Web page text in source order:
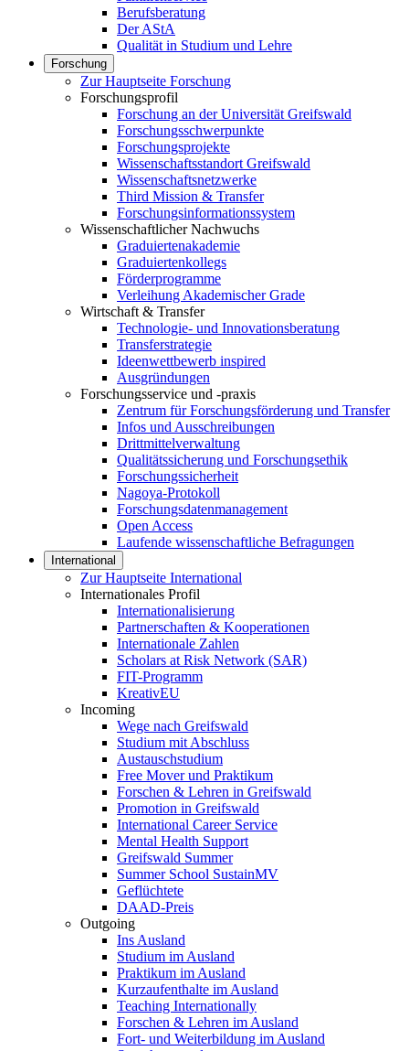
Berufsberatung
Der AStA
Qualität in Studium und Lehre
Forschung
Zur Hauptseite Forschung
Forschungsprofil
Forschung an der Universität Greifswald
Forschungsschwerpunkte
Forschungsprojekte
Wissenschaftsstandort Greifswald
Wissenschaftsnetzwerke
Third Mission & Transfer
Forschungsinformationssystem
Wissenschaftlicher Nachwuchs
Graduiertenakademie
Graduiertenkollegs
Förderprogramme
Verleihung Akademischer Grade
Wirtschaft & Transfer
Technologie- und Innovationsberatung
Transferstrategie
Ideenwettbewerb inspired
Ausgründungen
Forschungsservice und -praxis
Zentrum für Forschungsförderung und Transfer
Infos und Ausschreibungen
Drittmittelverwaltung
Qualitätssicherung und Forschungsethik
Forschungssicherheit
Nagoya-Protokoll
Forschungsdatenmanagement
Open Access
Laufende wissenschaftliche Befragungen
International
Zur Hauptseite International
Internationales Profil
Internationalisierung
Partnerschaften & Kooperationen
Internationale Zahlen
Scholars at Risk Network (SAR)
FIT-Programm
KreativEU
Incoming
Wege nach Greifswald
Studium mit Abschluss
Austauschstudium
Free Mover und Praktikum
Forschen & Lehren in Greifswald
Promotion in Greifswald
International Career Service
Mental Health Support
Greifswald Summer
Summer School SustainMV
Geflüchtete
DAAD-Preis
Outgoing
Ins Ausland
Studium im Ausland
Praktikum im Ausland
Kurzaufenthalte im Ausland
Teaching Internationally
Forschen & Lehren im Ausland
Fort- und Weiterbildung im Ausland